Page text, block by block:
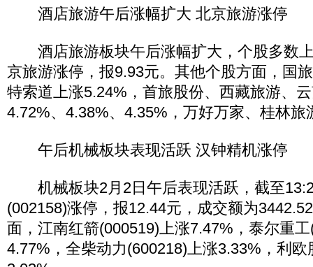
酒店旅游午后涨幅扩大 北京旅游涨停
酒店旅游板块午后涨幅扩大，个股多数
京旅游涨停，报9.93元。其他个股方面，国
特索道上涨5.24%，首旅股份、西藏旅游、
4.72%、4.38%、4.35%，万好万家、桂林旅
午后机械板块表现活跃 汉钟精机涨停
机械板块2月2日午后表现活跃，截至
(002158)涨停，报12.44元，成交额为
面，江南红箭(000519)上涨7.47%，泰尔重
4.77%，全柴动力(600218)上涨3.33%，利欧